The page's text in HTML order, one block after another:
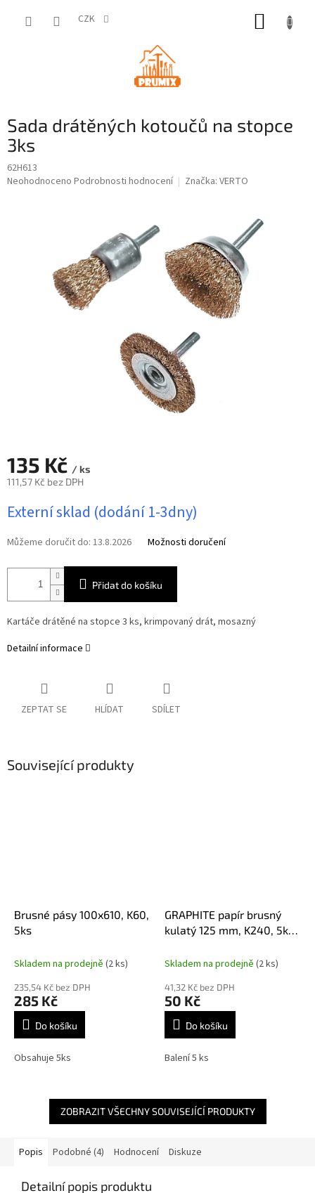
CZK
Sada drátěných kotoučů na stopce
3ks
62H613
Průměrné
Neohodnoceno Podrobnosti hodnocení Značka: VERTO
135 Kč / ks
111,57 Kč bez DPH
cena:
Externí sklad (dodání 1-3dny)
Můžeme doručit do: 13.8.2026 Možnosti doručení
Přidat do košíku
Kartáče drátěné na stopce 3 ks, krimpovaný drát, mosazný
Detailní informace
ZEPTAT SE HLÍDAT SDÍLET
Související produkty
Brusné pásy 100x610, K60,
5ks
Skladem na prodejně (2 ks)
235,54 Kč bez DPH
285 Kč
Do košíku
Obsahuje 5ks
GRAPHITE papír brusný
kulatý 125 mm, K240, 5ks,
Skladem na prodejně (2 ks)
41,32 Kč bez DPH
50 Kč
Do košíku
Balení 5 ks
ZOBRAZIT VŠECHNY SOUVISEJÍCÍ PRODUKTY
Popis Podobné (4) Hodnocení Diskuze
Detailní popis produktu